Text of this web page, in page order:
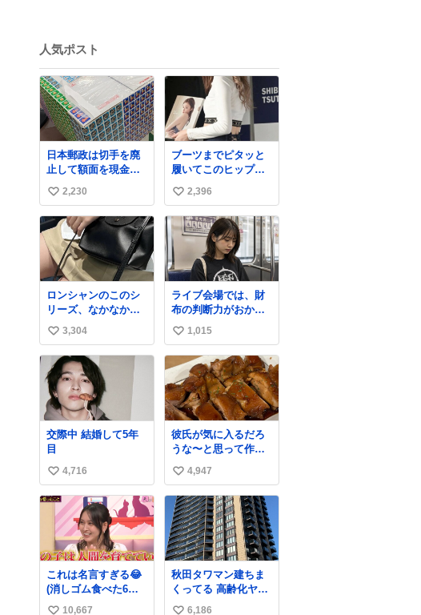
人気ポスト
日本郵政は切手を廃
止して額面を現金で
払い戻せ2026 #日本
郵政
@JapanPostHD_PR
い
い
ね
数
2,230
ブーツまでピタッと
履いてこのヒップラ
イン…強すぎる。
い
い
ね
数
2,396
ロンシャンのこのシ
リーズ、なかなか安
くならないのにセー
ル価格になってる🖤
✨レザーなのが反則
級にかわいい。持っ
てるだけでコーデが
格上げされる。
い
い
ね
数
3,304
ライブ会場では、財
布の判断力がおかし
くなる。
い
い
ね
数
1,015
交際中 結婚して5年
目
い
い
ね
数
4,716
彼氏が気に入るだろ
うな〜と思って作っ
たら想像の何倍も美
味しい美味しい言っ
てくれて嬉しい
い
い
ね
数
4,947
これは名言すぎる😂
(消しゴム食べた6歳
の弟を思い出しなが
10,667
秋田タワマン建ちま
くってる 高齢化ヤバ
すぎて駅前にコンパ
6,186